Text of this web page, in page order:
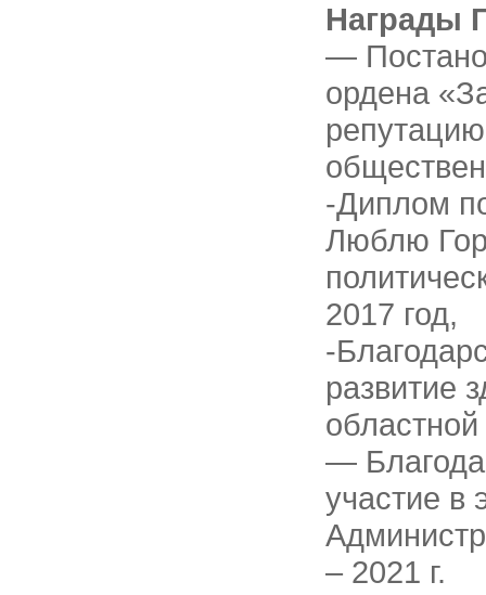
Награды
—
ордена
-Диплом
Люблю
2017 год,
-
развитие
—
участие в
– 2021 г.